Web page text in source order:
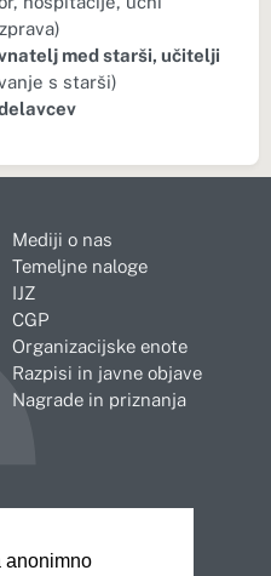
anonimno
med starši, učitelji
s starši)
Mediji o nas
Temeljne naloge
IJZ
CGP
Organizacijske enote
Razpisi in javne objave
Nagrade in priznanja
Novo mesto